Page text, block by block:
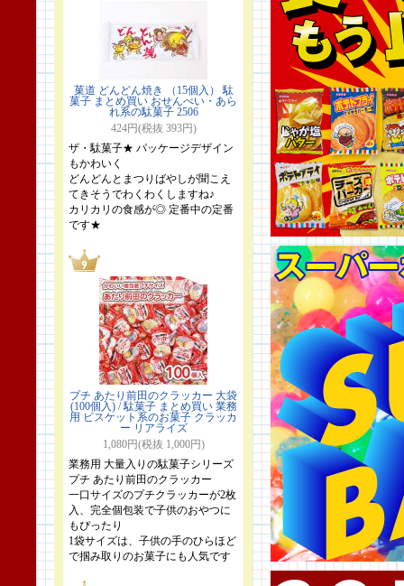
菓道 どんどん焼き （15個入） 駄
菓子 まとめ買い おせんべい・あら
れ系の駄菓子 2506
424円(税抜 393円)
ザ・駄菓子★ パッケージデザイン
もかわいく
どんどんとまつりばやしが聞こえ
てきそうでわくわくしますね♪
カリカリの食感が◎ 定番中の定番
です★
プチ あたり前田のクラッカー 大袋
(100個入) / 駄菓子 まとめ買い 業務
用 ビスケット系のお菓子 クラッカ
ー リアライズ
1,080円(税抜 1,000円)
業務用 大量入りの駄菓子シリーズ
プチ あたり前田のクラッカー
一口サイズのプチクラッカーが2枚
入、完全個包装で子供のおやつに
もぴったり
1袋サイズは、子供の手のひらほど
で掴み取りのお菓子にも人気です